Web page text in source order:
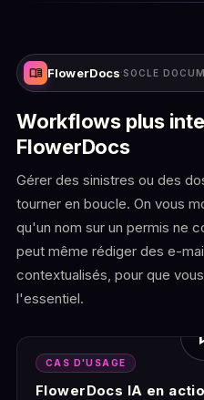
menu_book FlowerDocs·SOCLE
Workflows plus
FlowerDocs
Gérer des sinistres ou des
tourner en boucle. On vous
qu'un nom sur un permis ne
peut même rédiger des e-
contextualisés, pour que
l'essentiel.
CAS D'USAGE
FlowerDocs IA en